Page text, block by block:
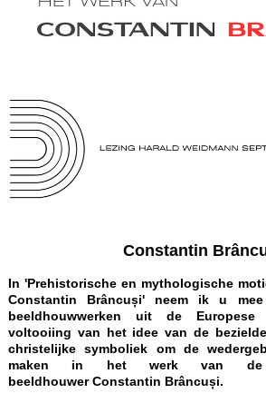
Constantin
In 'Prehistorische en mythologische
Constantin Brâncuși' neem ik u
beeldhouwwerken uit de
voltooiing van het idee van de
christelijke symboliek om de
maken in het werk van de
beeldhouwer Constantin Brâncuși.